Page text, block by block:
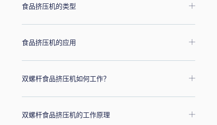
食品挤压机的类型
食品挤压机的应用
双螺杆食品挤压机如何工作？
双螺杆食品挤压机的工作原理